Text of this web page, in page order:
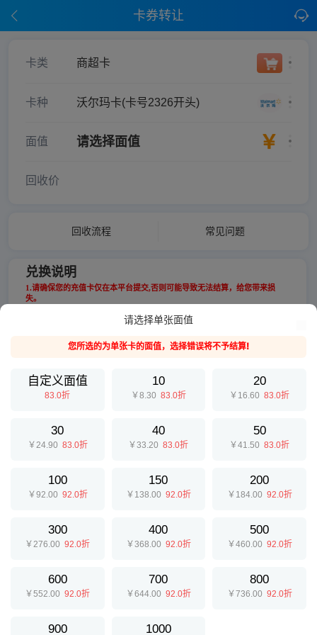
卡券转让
卡类 商超卡
卡种 沃尔玛卡(卡号2326开头)
面值 请选择面值
回收价
回收流程 常见问题
兑换说明
1.请确保您的充值卡仅在本平台提交,否则可能导致无法结算，给您带来损
失。
给您带来损失。
5.为保证您的账户安全，请配合平台做好相关身份认证。不同的认证等级结算
额度也是不一样的。
6.请确保充值卡来源合法，E收卡拒绝一切通过传销、诈骗、洗钱等非法手段
请选择单张面值
您所选的为单张卡的面值，选择错误将不予结算!
自定义面值
83.0折
10
￥8.30 83.0折
20
￥16.6083.0折
30
￥24.90 83.0折
40
￥33.2083.0折
50
￥41.5083.0折
100
￥92.00 92.0折
150
￥138.00 92.0折
200
￥184.00 92.0折
300
￥276.0092.0折
400
￥368.00 92.0折
500
￥460.00 92.0折
600
￥552.0092.0折
700
￥644.00 92.0折
800
￥736.00 92.0折
900 1000